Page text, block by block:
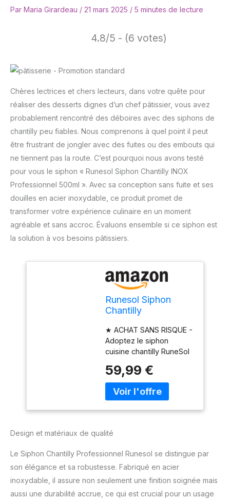
Par Maria Girardeau / 21 mars 2025 / 5 minutes de lecture
4.8/5 - (6 votes)
Chères lectrices et chers lecteurs, dans votre quête pour
réaliser des desserts dignes d’un chef pâtissier, vous avez
probablement rencontré des déboires avec des siphons de
chantilly peu fiables. Nous comprenons à quel point il peut
être frustrant de jongler avec des fuites ou des embouts qui
ne tiennent pas la route. C’est pourquoi nous avons testé
pour vous le siphon « Runesol Siphon Chantilly INOX
Professionnel 500ml ». Avec sa conception sans fuite et ses
douilles en acier inoxydable, ce produit promet de
transformer votre expérience culinaire en un moment
agréable et sans accroc. Évaluons ensemble si ce siphon est
la solution à vos besoins pâtissiers.
Runesol Siphon
Chantilly
500ml, Sans Fuite
Syphon Cuisine de
Chantilly 3 Douilles
en Acier Inoxydable
et 1 Brosse, Siphons
Cuisine Materiel
Patisserie pour
Desserts de Noël
★ ACHAT SANS RISQUE -
Adoptez le siphon
cuisine chantilly RuneSol
GARANTIE DE
REMBOURSEMENT à
100% si vous n'êtes pas
sans fuite. Parfait pour
pâtisserie. ★
CONCEPTION
METALLIQUE - Ce siphon
cuisine RuneSol est en
59,99 €
Design et matériaux de qualité
Le Siphon Chantilly Professionnel Runesol se distingue par
son élégance et sa robustesse. Fabriqué en acier
inoxydable, il assure non seulement une finition soignée mais
aussi une durabilité accrue, ce qui est crucial pour un usage